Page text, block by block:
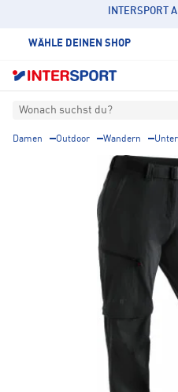
INTERSPORT
WÄHLE DEINEN SHOP
Wonach suchst du?
Damen Outdoor Wandern